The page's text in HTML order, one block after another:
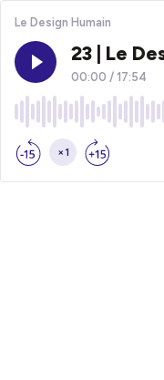
Le Design Humain
23 | Le
00:00 / 17:54
×1